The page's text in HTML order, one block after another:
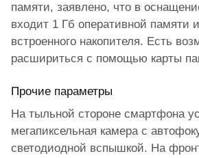
памяти, заявлено, что в
входит 1 Гб оперативной памяти
встроенного накопителя. Есть
расшириться с помощью карты
Прочие параметры
На тыльной стороне смартфона
мегапиксельная камера с
светодиодной вспышкой. На